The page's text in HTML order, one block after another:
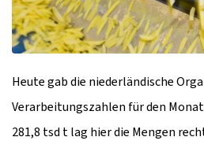
Heute gab die niederländische
Verarbeitungszahlen für den
281,8 tsd t lag hier die Mengen